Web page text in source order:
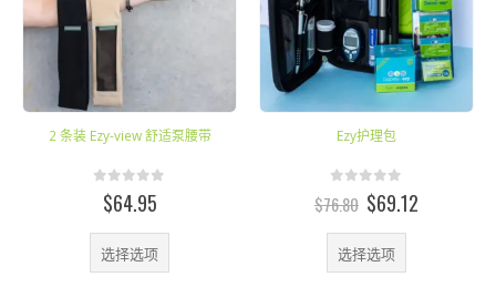
2 条装 Ezy-view 舒适泵腰带
out of 5
$64.95
选择选项
本产品有多种变体。 可在产品页面上选择这些选项
Ezy护理包
out of 5
$76.80 原
价
为：
$76.80。
$69.12
选择选项
本产品有多种变体。 可在产品页面上选择这些选项